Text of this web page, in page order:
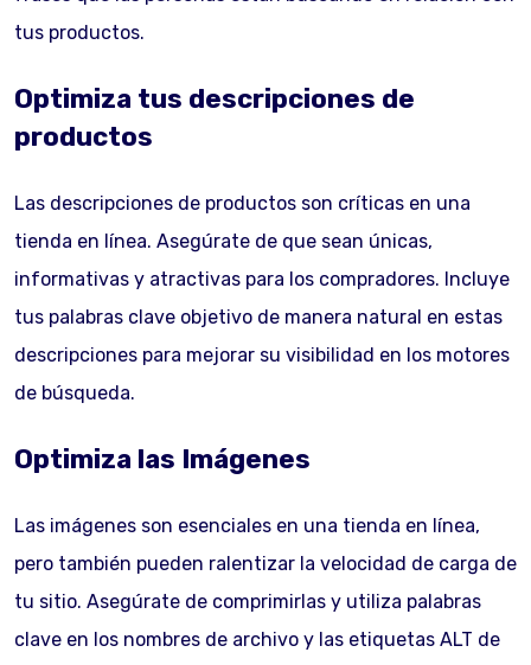
tus productos.
Optimiza tus descripciones de
productos
Las descripciones de productos son críticas en una
tienda en línea. Asegúrate de que sean únicas,
informativas y atractivas para los compradores. Incluye
tus palabras clave objetivo de manera natural en estas
descripciones para mejorar su visibilidad en los motores
de búsqueda.
Optimiza las Imágenes
Las imágenes son esenciales en una tienda en línea,
pero también pueden ralentizar la velocidad de carga de
tu sitio. Asegúrate de comprimirlas y utiliza palabras
clave en los nombres de archivo y las etiquetas ALT de